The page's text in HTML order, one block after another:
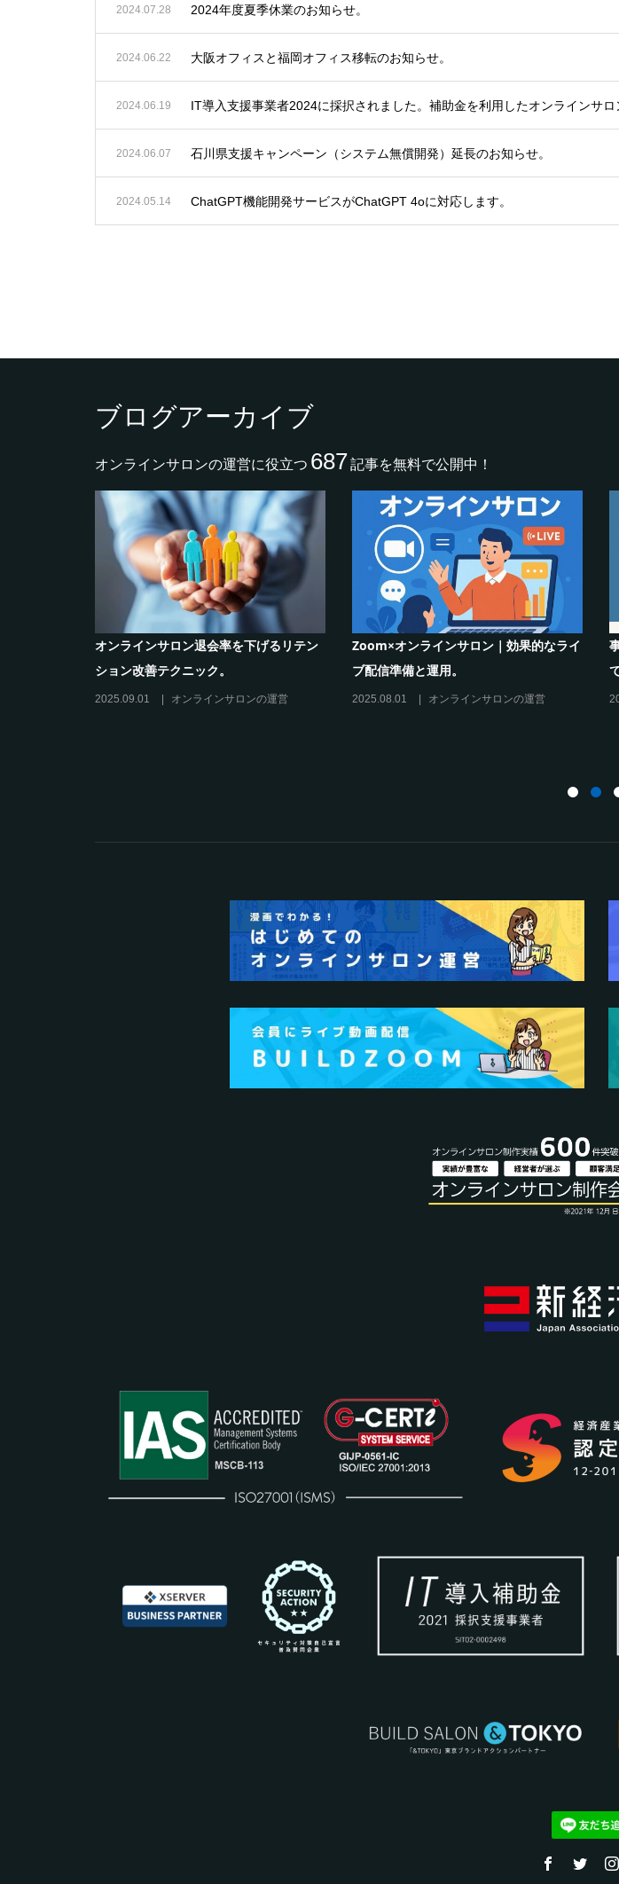
2024.07.28 2024年度夏季休業のお知らせ。
2024.06.22 大阪オフィスと福岡オフィス移転のお知らせ。
2024.06.19 IT導入支援事業者2024に採択されました。補助金を利用したオンラインサロ
2024.06.07 石川県支援キャンペーン（システム無償開発）延長のお知らせ。
2024.05.14 ChatGPT機能開発サービスがChatGPT 4oに対応します。
ブログアーカイブ
オンラインサロンの運営に役立つ 687記事を無料で公開中！
士業向けオンラインサロンの作り方と収
益化の秘訣
2025.06.08 その他
シリーズ連載【運営者のお悩み解決】コ
コがポイント！リスキリングサロン運営
必須3箇条